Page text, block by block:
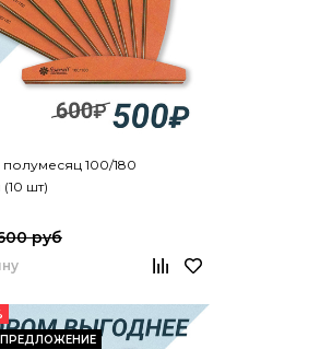
100/180
шт)
руб